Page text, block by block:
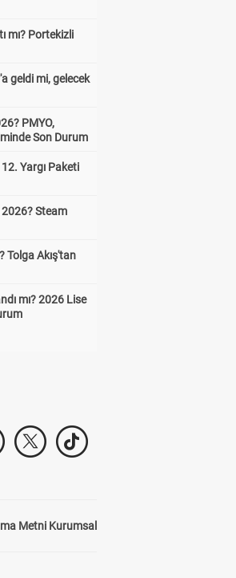
mı? Portekizli
geldi mi, gelecek
PMYO,
Son Durum
Yargı Paketi
Steam
Tolga Akış'tan
mı? 2026 Lise
Metni Kurumsal